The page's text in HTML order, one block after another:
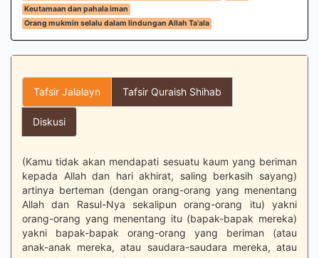
Keutamaan dan pahala iman
Orang mukmin selalu dalam lindungan Allah Ta'ala
Tafsir Jalalayn Tafsir Quraish Shihab
Diskusi
(Kamu tidak akan mendapati sesuatu kaum yang beriman
kepada Allah dan hari akhirat, saling berkasih sayang)
artinya berteman (dengan orang-orang yang menentang
Allah dan Rasul-Nya sekalipun orang-orang itu) yakni
orang-orang yang menentang itu (bapak-bapak mereka)
yakni bapak-bapak orang-orang yang beriman (atau
anak-anak mereka, atau saudara-saudara mereka, atau